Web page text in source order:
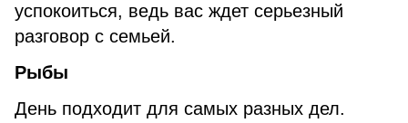
успокоиться, ведь вас ждет серьезный
разговор с семьей.
Рыбы
День подходит для самых разных дел.